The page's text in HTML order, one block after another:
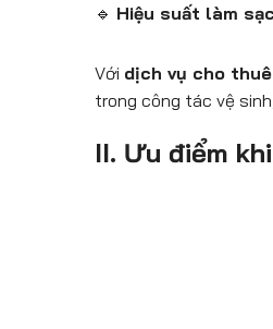
🔹 Hiệu suất làm
Với dịch vụ cho
trong công tác vệ
II. Ưu điểm